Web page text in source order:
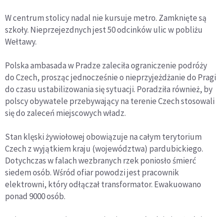
W centrum stolicy nadal nie kursuje metro. Zamknięte są
szkoły. Nieprzejezdnych jest 50 odcinków ulic w pobliżu
Wełtawy.
Polska ambasada w Pradze zaleciła ograniczenie podróży
do Czech, prosząc jednocześnie o nieprzyjeżdżanie do Pragi
do czasu ustabilizowania się sytuacji. Poradziła również, by
polscy obywatele przebywający na terenie Czech stosowali
się do zaleceń miejscowych władz.
Stan klęski żywiołowej obowiązuje na całym terytorium
Czech z wyjątkiem kraju (województwa) pardubickiego.
Dotychczas w falach wezbranych rzek poniosło śmierć
siedem osób. Wśród ofiar powodzi jest pracownik
elektrowni, który odłączał transformator. Ewakuowano
ponad 9000 osób.